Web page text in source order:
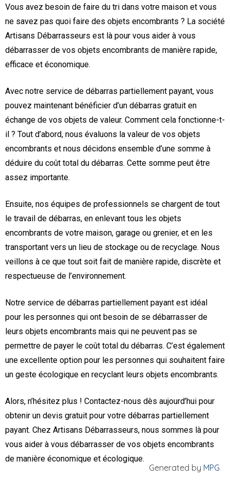
Vous avez besoin de faire du tri dans votre maison et vous
ne savez pas quoi faire des objets encombrants ? La société
Artisans Débarrasseurs est là pour vous aider à vous
débarrasser de vos objets encombrants de manière rapide,
efficace et économique.
Avec notre service de débarras partiellement payant, vous
pouvez maintenant bénéficier d’un débarras gratuit en
échange de vos objets de valeur. Comment cela fonctionne-t-
il ? Tout d’abord, nous évaluons la valeur de vos objets
encombrants et nous décidons ensemble d’une somme à
déduire du coût total du débarras. Cette somme peut être
assez importante.
Ensuite, nos équipes de professionnels se chargent de tout
le travail de débarras, en enlevant tous les objets
encombrants de votre maison, garage ou grenier, et en les
transportant vers un lieu de stockage ou de recyclage. Nous
veillons à ce que tout soit fait de manière rapide, discrète et
respectueuse de l’environnement.
Notre service de débarras partiellement payant est idéal
pour les personnes qui ont besoin de se débarrasser de
leurs objets encombrants mais qui ne peuvent pas se
permettre de payer le coût total du débarras. C’est également
une excellente option pour les personnes qui souhaitent faire
un geste écologique en recyclant leurs objets encombrants.
Alors, n’hésitez plus ! Contactez-nous dès aujourd’hui pour
obtenir un devis gratuit pour votre débarras partiellement
payant. Chez Artisans Débarrasseurs, nous sommes là pour
vous aider à vous débarrasser de vos objets encombrants
de manière économique et écologique.
Generated by MPG